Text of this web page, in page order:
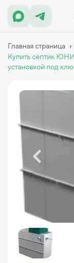
Главная страница ›
Купить септик
установкой под